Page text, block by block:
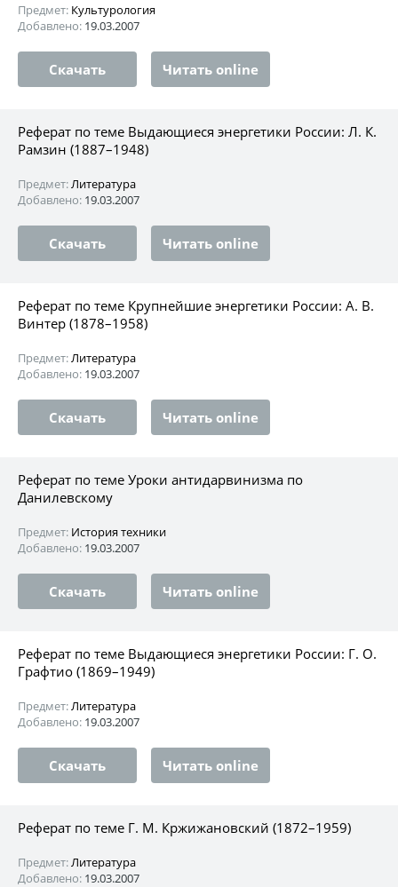
Предмет: Культурология
Добавлено: 19.03.2007
Скачать Читать online
Реферат по теме Выдающиеся энергетики России: Л. К.
Рамзин (1887–1948)
Предмет:Литература
Добавлено: 19.03.2007
Скачать Читать online
Реферат по теме Крупнейшие энергетики России: А. В.
Винтер (1878–1958)
Предмет:Литература
Добавлено: 19.03.2007
Скачать Читать online
Реферат по теме Уроки антидарвинизма по
Данилевскому
Предмет: История техники
Добавлено: 19.03.2007
Скачать Читать online
Реферат по теме Выдающиеся энергетики России: Г. О.
Графтио (1869–1949)
Предмет:Литература
Добавлено: 19.03.2007
Скачать Читать online
Реферат по теме Г. М. Кржижановский (1872–1959)
Предмет:Литература
Добавлено: 19.03.2007